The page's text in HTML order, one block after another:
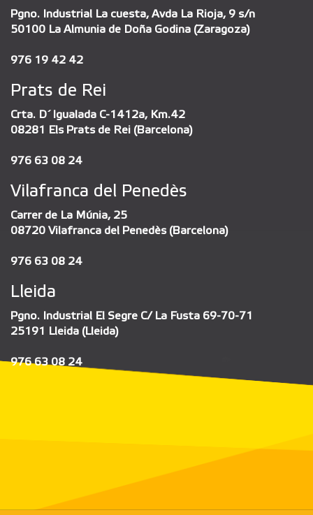
Pgno. Industrial La cuesta, Avda La Rioja, 9 s/n
50100 La Almunia de Doña Godina (Zaragoza)
976 19 42 42
Prats de Rei
Crta. D´Igualada C-1412a, Km.42
08281 Els Prats de Rei (Barcelona)
976 63 08 24
Vilafranca del Penedès
Carrer de La Múnia, 25
08720 Vilafranca del Penedès (Barcelona)
976 63 08 24
Lleida
Pgno. Industrial El Segre C/ La Fusta 69-70-71
25191 Lleida (Lleida)
976 63 08 24